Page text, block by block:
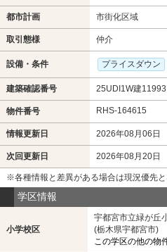
都市計画 市街化区域
取引態様 仲介
設備・条件 プライスダウン
建築確認番号 25UDI1W建11993
物件番号 RHS-164615
情報更新日 2026年08月06日
次回更新日 2026年08月20日
※各種情報と差異がある場合は現況優先
学区情報
小学校区
宇都宮市立緑が丘
(栃木県宇都宮市)
この学区の他の物